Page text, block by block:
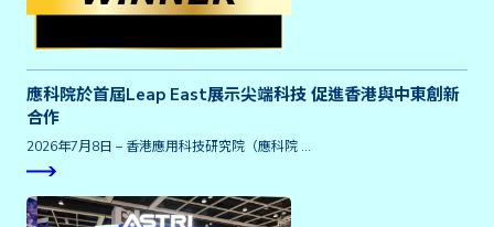
應科院於首屆Leap East展示尖端科技 促進香港與中東創新
合作
2026年7月8日 – 香港應用科技研究院（應科院 …